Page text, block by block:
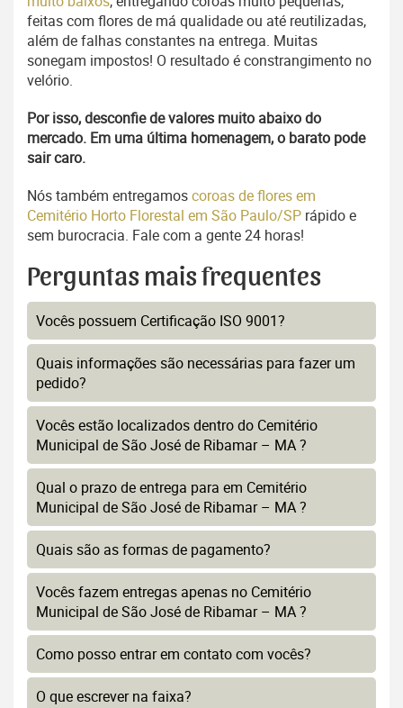
feitas com flores de má qualidade ou até reutilizadas,
além de falhas constantes na entrega. Muitas
sonegam impostos! O resultado é constrangimento no
velório.
Por isso, desconfie de valores muito abaixo do
mercado. Em uma última homenagem, o barato pode
sair caro.
Nós também entregamoscoroas de flores em
Cemitério Horto Florestal em São Paulo/SP rápido e
sem burocracia. Fale com a gente 24 horas!
Perguntas mais frequentes
Vocês possuem Certificação ISO 9001?
Quais informações são necessárias para fazer um
pedido?
Vocês estão localizados dentro do Cemitério
Municipal de São José de Ribamar – MA ?
Qual o prazo de entrega para em Cemitério
Municipal de São José de Ribamar – MA ?
Quais são as formas de pagamento?
Vocês fazem entregas apenas no Cemitério
Municipal de São José de Ribamar – MA ?
Como posso entrar em contato com vocês?
O que escrever na faixa?